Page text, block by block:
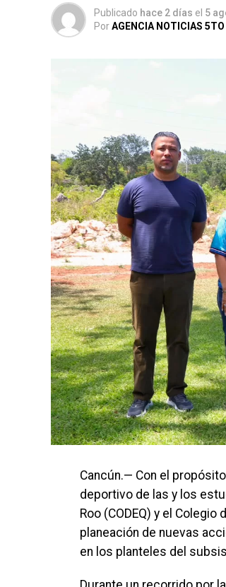
Publicado hace 2 días el 5
PorAGENCIA NOTICIAS 5TO
Cancún.— Con el
deportivo de las y los
Roo (CODEQ) y el
planeación de nuevas
en los planteles del